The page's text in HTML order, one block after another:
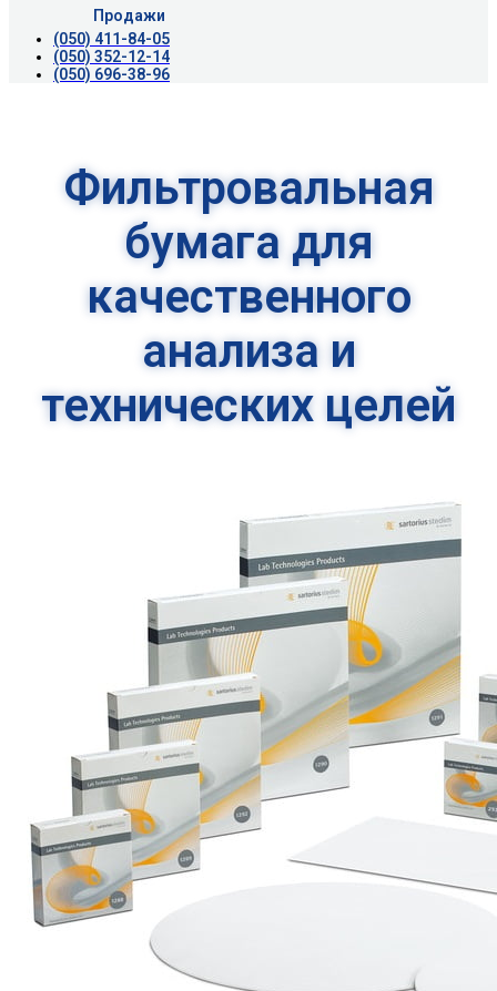
Продажи
(050) 411-84-05
(050) 352-12-14
(050) 696-38-96
Фильтровальная
бумага для
качественного
анализа и
технических целей